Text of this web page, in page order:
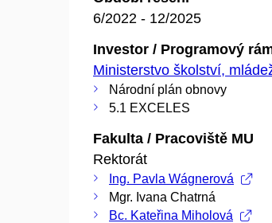
6/2022 - 12/2025
Investor / Programový
Ministerstvo školství,
Národní plán obnovy
5.1 EXCELES
Fakulta / Pracoviště MU
Rektorát
Ing. Pavla Wágnerová
Mgr. Ivana Chatrná
Bc. Kateřina Miholová